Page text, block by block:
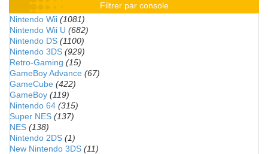
Filtrer par console
Nintendo Wii (1081)
Nintendo Wii U (682)
Nintendo DS (1100)
Nintendo 3DS (929)
Retro-Gaming (15)
GameBoy Advance (67)
GameCube (422)
GameBoy (119)
Nintendo 64 (315)
Super NES (137)
NES (138)
Nintendo 2DS (1)
New Nintendo 3DS (11)